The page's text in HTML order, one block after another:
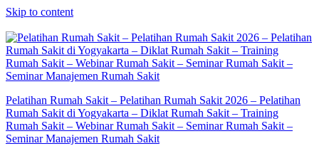
Skip to content
Pelatihan Rumah Sakit – Pelatihan Rumah Sakit 2026 – Pelatihan
Rumah Sakit di Yogyakarta – Diklat Rumah Sakit – Training
Rumah Sakit – Webinar Rumah Sakit – Seminar Rumah Sakit –
Seminar Manajemen Rumah Sakit